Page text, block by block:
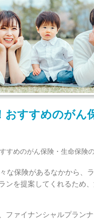
すすめのがん
すめのがん保険・生命保険
な保険があるなかから、
を提案してくれるため
ァイナンシャルプラン